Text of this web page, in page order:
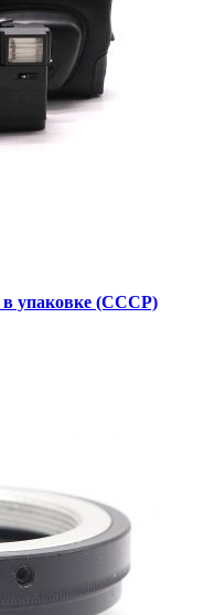
в упаковке (СССР)